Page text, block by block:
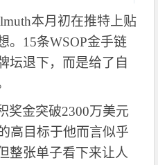
本月初在推特上贴
。15条WSOP金手链
坛退下，而是给了自
奖金突破2300万美元
高目标于他而言似乎
整张单子看下来让人